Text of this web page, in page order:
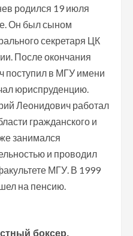
родился 19 июля
Он был сыном
секретаря ЦК
После окончания
в МГУ имени
юриспруденцию.
Леонидович работал
гражданского и
занимался
и проводил
МГУ. В 1999
на пенсию.
боксер,